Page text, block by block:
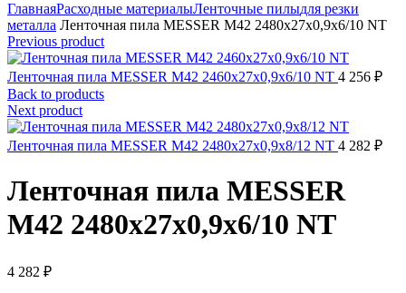
ГлавнаяРасходные материалыЛенточные пилыдля резки
металла Ленточная пила MESSER М42 2480х27х0,9х6/10 NT
Previous product
Ленточная пила MESSER М42 2460х27х0,9х6/10 NT 4 256 ₽
Back to products
Next product
Ленточная пила MESSER М42 2480х27х0,9х8/12 NT 4 282 ₽
Ленточная пила MESSER
М42 2480х27х0,9х6/10 NT
4 282 ₽